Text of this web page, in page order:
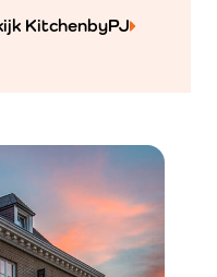
KitchenbyPJ